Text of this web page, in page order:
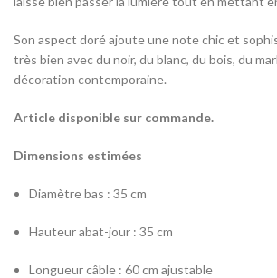
Son aspect doré ajoute une note chic et
très bien avec du noir, du blanc, du bois, du
décoration contemporaine.
Article disponible sur commande.
Dimensions estimées
Diamètre bas : 35 cm
Hauteur abat-jour : 35 cm
Longueur câble : 60 cm ajustable